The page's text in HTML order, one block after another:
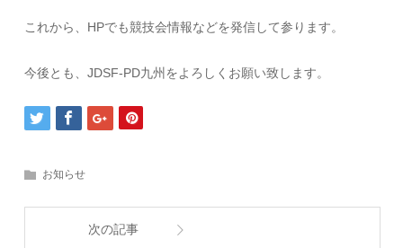
これから、HPでも競技会情報などを発信して参ります。
今後とも、JDSF-PD九州をよろしくお願い致します。
お知らせ
次の記事